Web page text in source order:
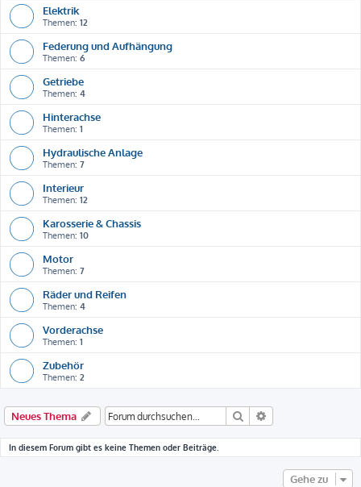
Elektrik
Themen: 12
Federung und Aufhängung
Themen: 6
Getriebe
Themen: 4
Hinterachse
Themen: 1
Hydraulische Anlage
Themen: 7
Interieur
Themen: 12
Karosserie & Chassis
Themen: 10
Motor
Themen: 7
Räder und Reifen
Themen: 4
Vorderachse
Themen: 1
Zubehör
Themen: 2
Neues Thema Suche
In diesem Forum gibt es keine Themen oder Beiträge.
Gehe zu